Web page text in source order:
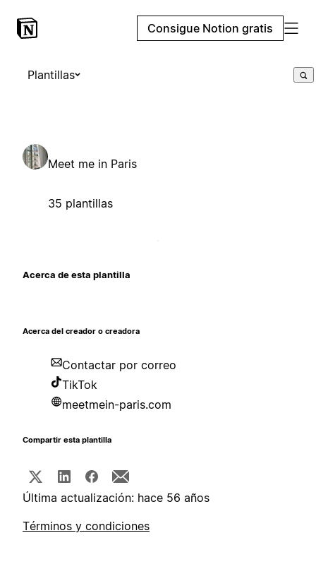
Consigue Notion gratis
Plantillas
Meet me in Paris
35 plantillas
Acerca de esta plantilla
Acerca del creador o creadora
Contactar por correo
TikTok
meetmein-paris.com
Compartir esta plantilla
Última actualización: hace 56 años
Términos y condiciones